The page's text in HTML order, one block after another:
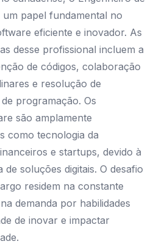
papel fundamental no
eficiente e inovador. As
desse profissional incluem a
de códigos, colaboração
e resolução de
programação. Os
são amplamente
como tecnologia da
e startups, devido à
soluções digitais. O desafio
residem na constante
demanda por habilidades
de inovar e impactar